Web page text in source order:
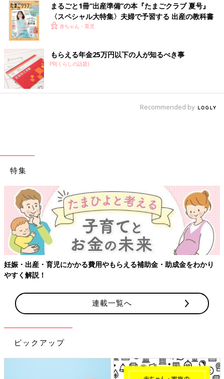
まるごと1冊“出産準備”の本『たまごクラブ 夏号』
〈スペシャル大特集〉夫婦で予習する 出産の教科書
赤ちゃん・育児
もらえる年金25万円以下の人が知るべき事
PR(くらしの話題)
Recommended by
特集
【ワクチン接種できるものも】妊婦の感染症対策、知っておいて！
連載一覧へ
ピックアップ